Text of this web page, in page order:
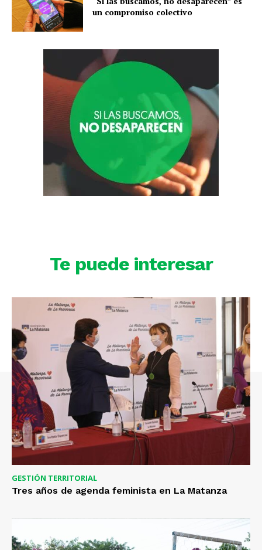
un compromiso colectivo
Te puede interesar
GESTIÓN TERRITORIAL
Tres años de agenda feminista en La Matanza